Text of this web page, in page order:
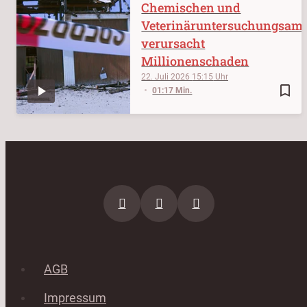
bookmark_border
22. Juli 2026 15:15
01:17 Min.
Chemischen und
Veterinäruntersuchungsamt
verursacht
Millionenschaden
AGB
Impressum